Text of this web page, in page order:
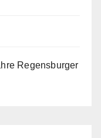
Regensburger